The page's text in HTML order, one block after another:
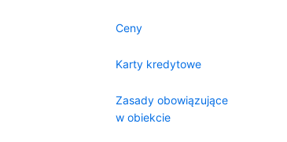
Ceny
Karty kredytowe
Zasady obowiązujące
w obiekcie